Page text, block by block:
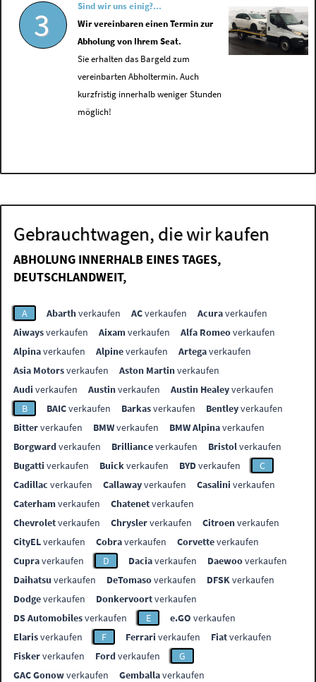
3
Sind wir uns einig?...
Wir vereinbaren einen Termin zur
Abholung von Ihrem Seat.
Sie erhalten das Bargeld zum
vereinbarten Abholtermin. Auch
kurzfristig innerhalb weniger Stunden
möglich!
Gebrauchtwagen, die wir kaufen
ABHOLUNG INNERHALB EINES TAGES,
DEUTSCHLANDWEIT,
A Abarthverkaufen ACverkaufen Acuraverkaufen
Aiwaysverkaufen Aixamverkaufen Alfa Romeoverkaufen
Alpinaverkaufen Alpineverkaufen Artegaverkaufen
Asia Motorsverkaufen Aston Martinverkaufen
Audi verkaufen Austinverkaufen Austin Healeyverkaufen
B
BAICverkaufen Barkasverkaufen Bentleyverkaufen
Bitterverkaufen BMWverkaufen BMW Alpinaverkaufen
Borgwardverkaufen Brillianceverkaufen Bristolverkaufen
Bugatti verkaufen Buickverkaufen BYDverkaufen
C
Cadillac verkaufen Callawayverkaufen Casalini verkaufen
Caterhamverkaufen Chatenetverkaufen
Chevroletverkaufen Chryslerverkaufen Citroenverkaufen
CityELverkaufen Cobraverkaufen Corvetteverkaufen
Cupraverkaufen D Daciaverkaufen Daewooverkaufen
Daihatsu verkaufen DeTomasoverkaufen DFSKverkaufen
Dodgeverkaufen Donkervoortverkaufen
DS Automobilesverkaufen E e.GO verkaufen
Elarisverkaufen F Ferrari verkaufen Fiatverkaufen
Fiskerverkaufen Fordverkaufen
G
GAC Gonowverkaufen Gemballaverkaufen